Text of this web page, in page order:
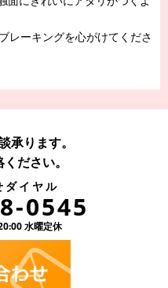
レーキングを心がけてくださ
承ります。
ださい。
ダイヤル
0545
水曜定休